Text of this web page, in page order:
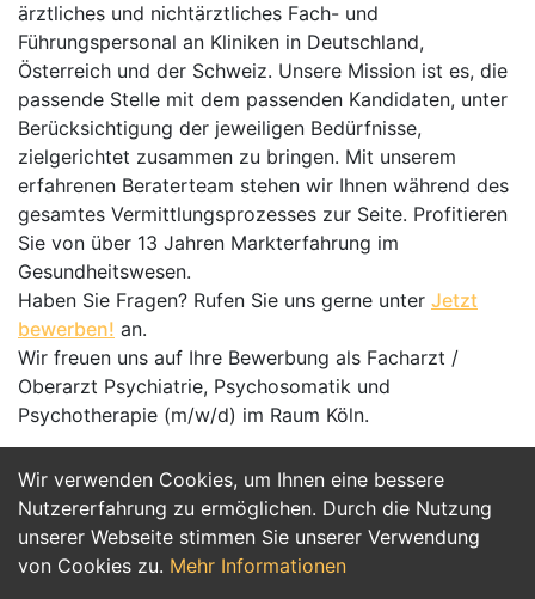
Wir verwenden Cookies, um Ihnen eine bessere
Nutzererfahrung zu ermöglichen. Durch die Nutzung
unserer Webseite stimmen Sie unserer Verwendung
von Cookies zu. Mehr Informationen
ärztliches und nichtärztliches Fach- und
Führungspersonal an Kliniken in Deutschland,
Österreich und der Schweiz. Unsere Mission ist es, die
passende Stelle mit dem passenden Kandidaten, unter
Berücksichtigung der jeweiligen Bedürfnisse,
zielgerichtet zusammen zu bringen. Mit unserem
erfahrenen Beraterteam stehen wir Ihnen während des
gesamtes Vermittlungsprozesses zur Seite. Profitieren
Sie von über 13 Jahren Markterfahrung im
Gesundheitswesen.
Haben Sie Fragen? Rufen Sie uns gerne unter Jetzt
bewerben! an.
Wir freuen uns auf Ihre Bewerbung als Facharzt /
Oberarzt Psychiatrie, Psychosomatik und
Psychotherapie (m/w/d) im Raum Köln.
Jetzt Bewerben